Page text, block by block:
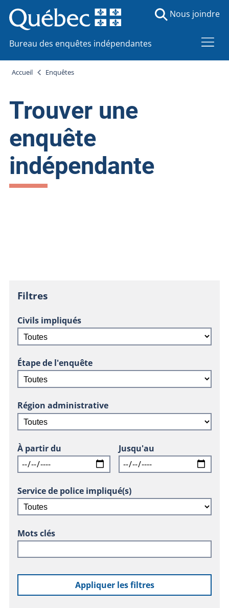
Bureau des enquêtes indépendantes
Nous joindre
Accueil Enquêtes
Trouver une
enquête
indépendante
Filtres
Civils impliqués
Étape de l'enquête
Région administrative
À partir du Jusqu'au
Service de police impliqué(s)
Mots clés
Appliquer les filtres